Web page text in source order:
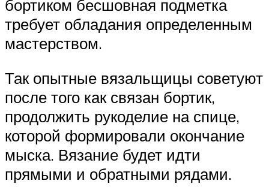
бортиком бесшовная подметка
требует обладания определенным
мастерством.
Так опытные вязальщицы советуют
после того как связан бортик,
продолжить рукоделие на спице,
которой формировали окончание
мыска. Вязание будет идти
прямыми и обратными рядами.